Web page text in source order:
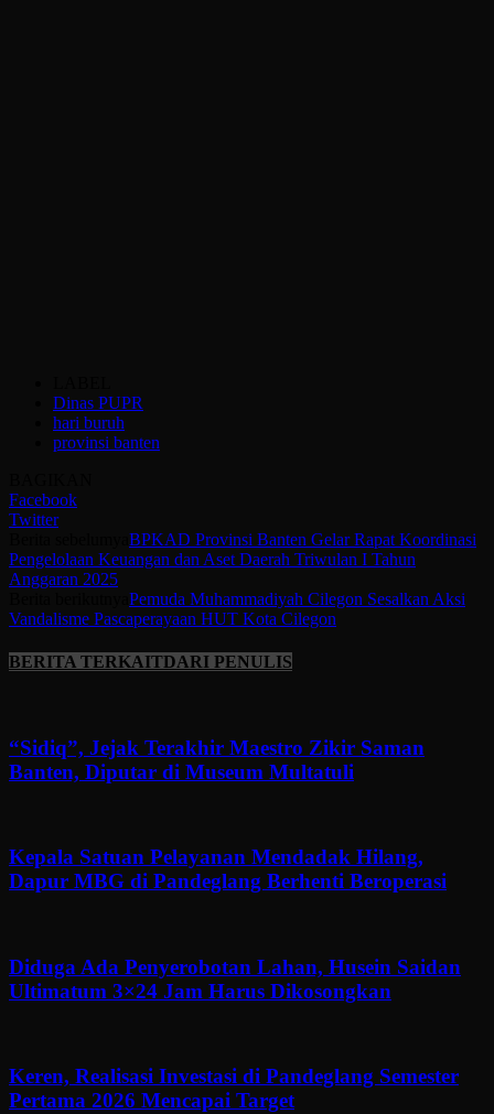
Dinas PUPR
hari buruh
provinsi banten
Facebook
Twitter
BPKAD Provinsi Banten Gelar Rapat Koordinasi
Pengelolaan Keuangan dan Aset Daerah Triwulan I Tahun
Anggaran 2025
Pemuda Muhammadiyah Cilegon Sesalkan Aksi
Vandalisme Pascaperayaan HUT Kota Cilegon
BERITA TERKAITDARI PENULIS
“Sidiq”, Jejak Terakhir Maestro Zikir Saman
Banten, Diputar di Museum Multatuli
Kepala Satuan Pelayanan Mendadak Hilang,
Dapur MBG di Pandeglang Berhenti Beroperasi
Diduga Ada Penyerobotan Lahan, Husein Saidan
Ultimatum 3×24 Jam Harus Dikosongkan
Keren, Realisasi Investasi di Pandeglang Semester
Pertama 2026 Mencapai Target